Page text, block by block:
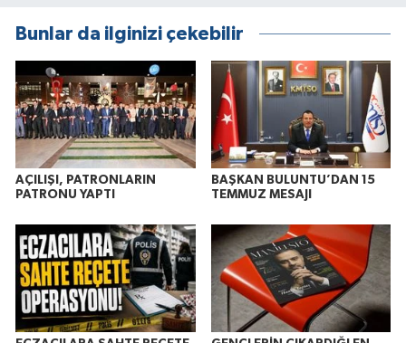
Bunlar da ilginizi çekebilir
AÇILIŞI, PATRONLARIN
PATRONU YAPTI
BAŞKAN BULUNTU’DAN 15
TEMMUZ MESAJI